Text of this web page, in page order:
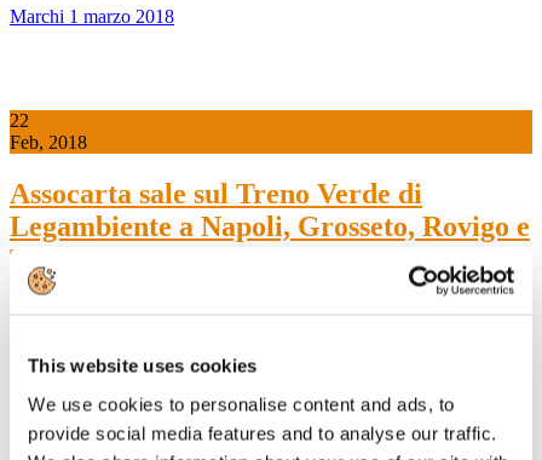
This website uses cookies
We use cookies to personalise content and ads, to
provide social media features and to analyse our traffic.
Marchi 1 marzo 2018
22
Feb, 2018
Assocarta sale sul Treno Verde di
Legambiente a Napoli, Grosseto, Rovigo e
Trento per parlare alle istituzioni del
riciclo della carta e della gestione dei
Il Treno Verde di Legambiente farà tredici tappe tra cui Napoli (7
marzo), Grosseto (10 marzo), Rovigo (26 marzo) e Trento (4 aprile)
durante le quali Assocarta parlerà alle istituzioni del riciclo della
carta e delle problematiche legate alla gestione dei residui del